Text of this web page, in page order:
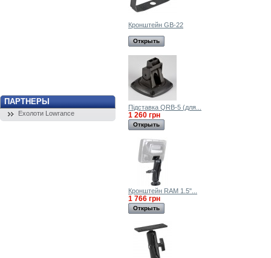
ПАРТНЕРЫ
Ехолоти Lowrance
Кронштейн GB-22
Открыть
Підставка QRB-5 (для...
1 260 грн
Открыть
Кронштейн RAM 1.5"...
1 766 грн
Открыть